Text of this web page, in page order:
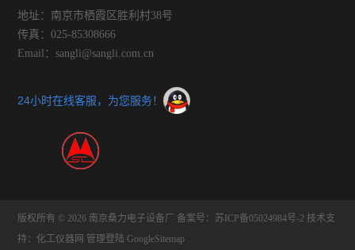
地址：南京市栖霞区胜利村38号
传真：025-85308666
Email：sangli@sangli.com.cn
24小时在线客服，为您服务！
版权所有 © 2026 南京桑力电子设备厂 备案号：苏ICP备05024984号-2 技术支
持： 化工仪器网 管理登陆 GoogleSitemap